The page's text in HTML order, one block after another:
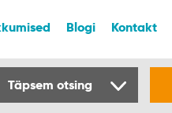
Blogi Kontakt
Täpsem otsing